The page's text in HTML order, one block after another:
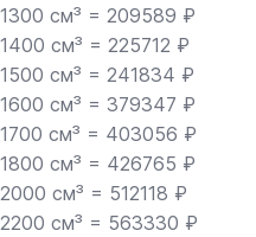
1300 см³ = 209589 ₽
1400 см³ = 225712 ₽
1500 см³ = 241834 ₽
1600 см³ = 379347 ₽
1700 см³ = 403056 ₽
1800 см³ = 426765 ₽
2000 см³ = 512118 ₽
2200 см³ = 563330 ₽